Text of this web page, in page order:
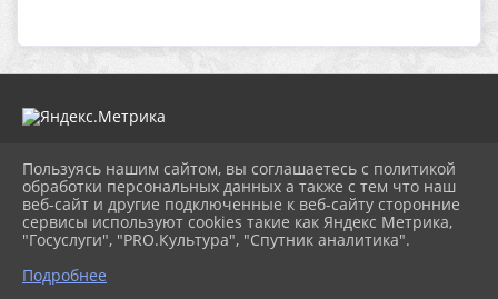
2026 г. muzeitet.ru
Вход
Карта сайта
Политика обработки персональных данных
Сделано на KubCMS
Пользуясь нашим сайтом, вы соглашаетесь с политикой
обработки персональных данных а также с тем что наш
веб-сайт и другие подключенные к веб-сайту сторонние
сервисы используют cookies такие как Яндекс Метрика,
"Госуслуги", "PRO.Культура", "Спутник аналитика".
Подробнее